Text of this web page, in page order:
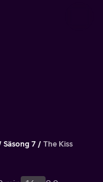
Säsong 7 The Kiss